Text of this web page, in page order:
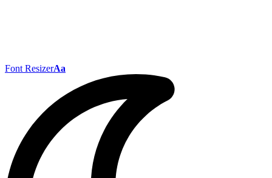
Font ResizerAa